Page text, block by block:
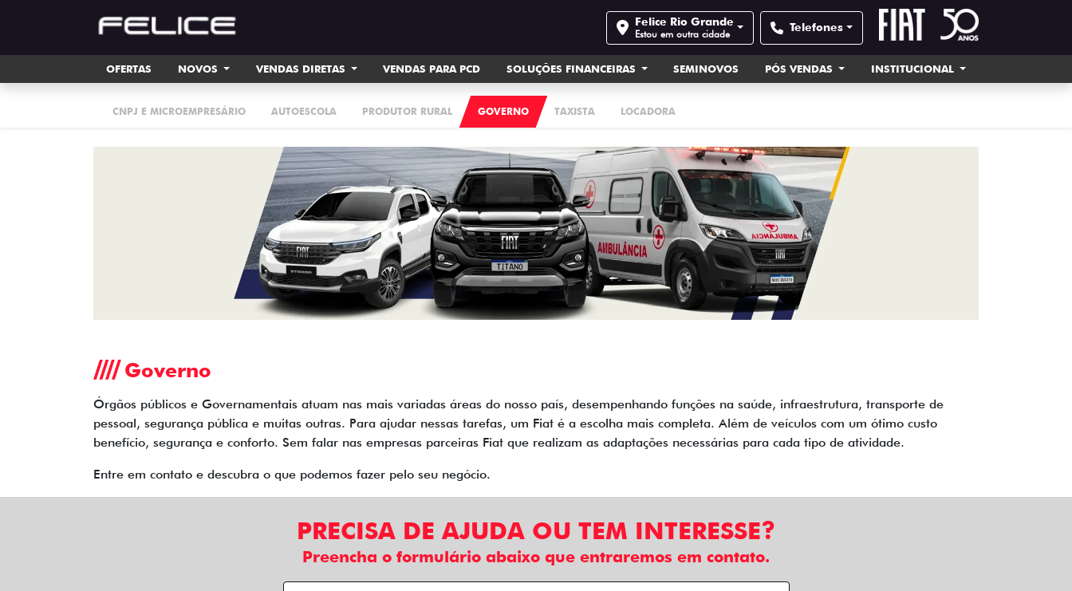
Felice Rio Grande
Estou em outra cidade Telefones
OFERTAS NOVOS VENDAS DIRETAS VENDAS PARA PCD SOLUÇÕES FINANCEIRAS SEMINOVOS PÓS VENDAS INSTITUCIONAL
CNPJ E MICROEMPRESÁRIO AUTOESCOLA PRODUTOR RURAL GOVERNO TAXISTA LOCADORA
Governo
Órgãos públicos e Governamentais atuam nas mais variadas áreas do nosso país, desempenhando funções na saúde, infraestrutura, transporte de
pessoal, segurança pública e muitas outras. Para ajudar nessas tarefas, um Fiat é a escolha mais completa. Além de veículos com um ótimo custo
benefício, segurança e conforto. Sem falar nas empresas parceiras Fiat que realizam as adaptações necessárias para cada tipo de atividade.
Entre em contato e descubra o que podemos fazer pelo seu negócio.
PRECISA DE AJUDA OU TEM INTERESSE?
Preencha o formulário abaixo que entraremos em contato.